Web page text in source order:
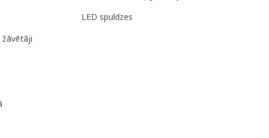
žāvētāji
LED spuldzes